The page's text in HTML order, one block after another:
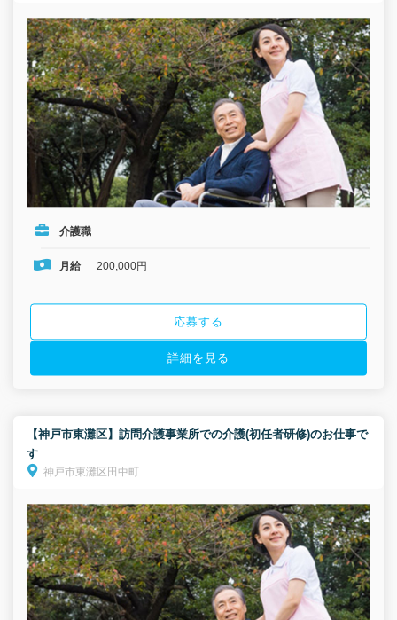
介護職
月給 200,000円
応募する
詳細を見る
【神戸市東灘区】訪問介護事業所での介護(初任者研修)のお仕事で
す
神戸市東灘区田中町